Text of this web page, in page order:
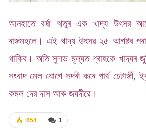
আনহাতে বৰ্ষা ঋতুৰ এক খাদ্য উৎসৱ
ৰাজমহলে। এই খাদ্য উৎসৱ ২৫ আগষ্টৰ
থাকিব। অতি সুলভ মূল্যত গ্ৰাহকে খাদ্যৰ
সংবাদ মেল যোগে সদৰী কৰে পাৰ্থ চেটাৰ্জী,
কমল দেৱ দাস আৰু জয়দীৱে।
1
654